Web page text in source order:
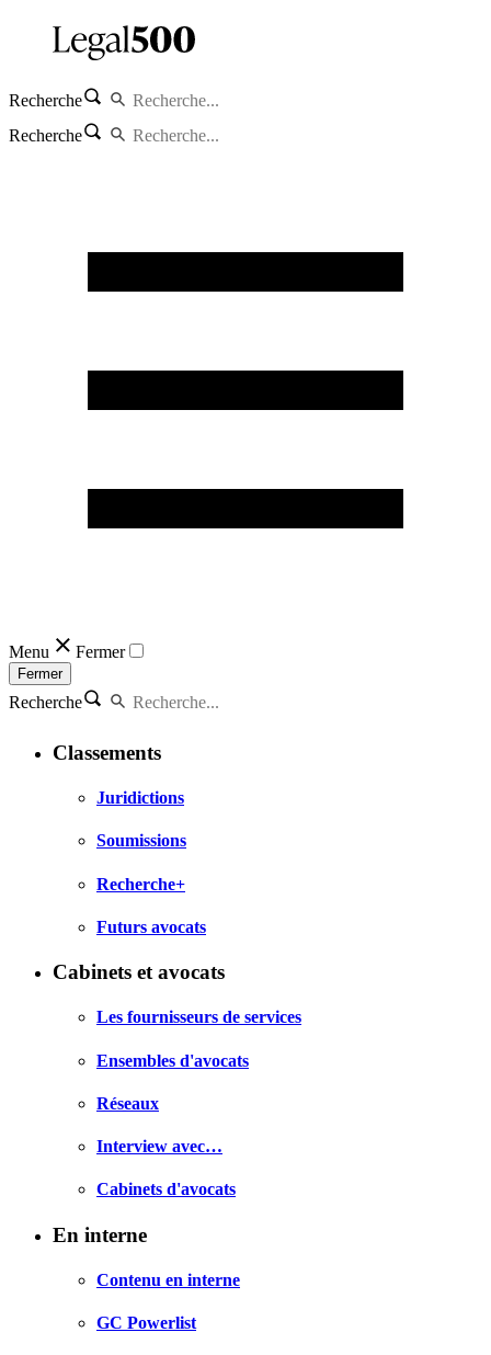
Recherche
Recherche
Menu Fermer
Fermer
Recherche
Classements
Juridictions
Soumissions
Recherche+
Futurs avocats
Cabinets et avocats
Les fournisseurs de services
Ensembles d'avocats
Réseaux
Interview avec…
Cabinets d'avocats
En interne
Contenu en interne
GC Powerlist